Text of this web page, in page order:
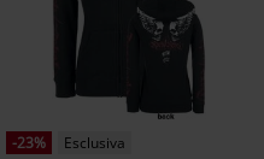
-23%
Esclusiva